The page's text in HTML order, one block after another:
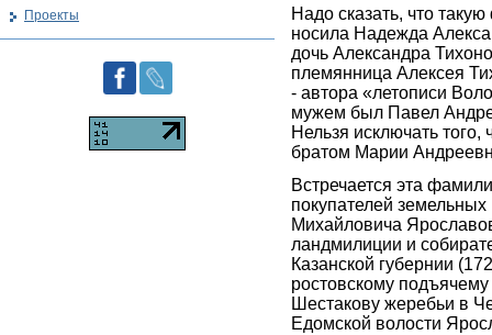
Надо сказать, что
носила Надежда
дочь Александра
племянница Алексея
- автора «летописи
мужем был Павел
Нельзя исключать того,
братом Марии
Встречается эта
покупателей
Михайловича
ландмилиции и
Казанской губернии
ростовскому
Шестакову жеребьи в
Едомской волости
Проекты